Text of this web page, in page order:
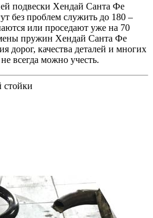
подвески Хендай Санта Фе
без проблем служить до 180 –
или проседают уже на 70
пружин Хендай Санта Фе
дорог, качества деталей и многих
всегда можно учесть.
стойки